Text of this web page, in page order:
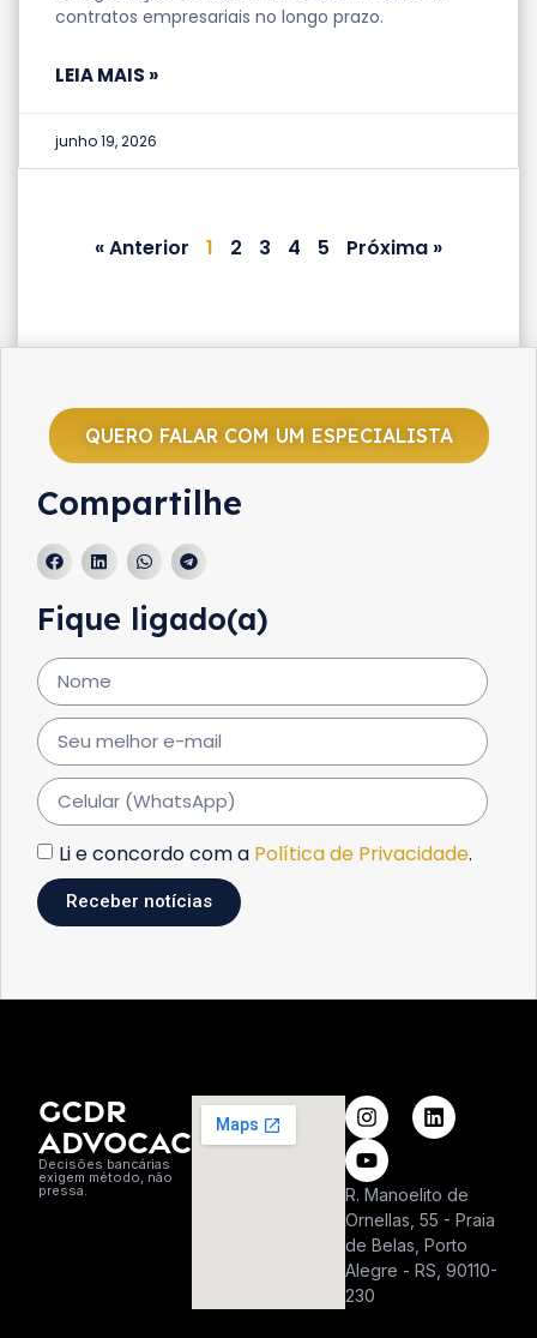
contratos empresariais no longo prazo.
LEIA MAIS »
junho 19, 2026
« Anterior 1 2 3 4 5 Próxima »
QUERO FALAR COM UM ESPECIALISTA
Compartilhe
Fique ligado(a)
Li e concordo com a Política de Privacidade.
Receber notícias
GCDR
ADVOCACIA
Decisões bancárias
exigem método, não
pressa.
R. Manoelito de
Ornellas, 55 - Praia
de Belas, Porto
Alegre - RS, 90110-
230